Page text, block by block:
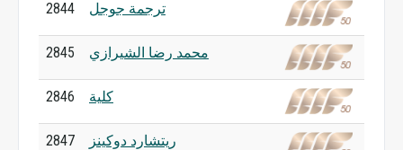
2844 ترجمة جوجل
2845 محمد رضا الشيرازي
2846 كلية
2847 ريتشارد دوكينز